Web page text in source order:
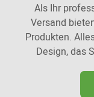
Als Ihr
Versand
Produkten.
Design, das